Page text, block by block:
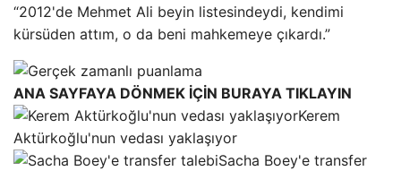
“2012'de Mehmet Ali beyin listesindeydi, kendimi
kürsüden attım, o da beni mahkemeye çıkardı.”
ANA SAYFAYA DÖNMEK İÇİN BURAYA TIKLAYIN
Kerem
Aktürkoğlu'nun vedası yaklaşıyor
Sacha Boey'e transfer